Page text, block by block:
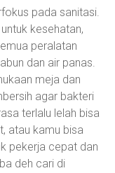
pada sanitasi.
kesehatan,
peralatan
dan air panas.
meja dan
agar bakteri
terlalu lelah bisa
atau kamu bisa
pekerja cepat dan
deh cari di